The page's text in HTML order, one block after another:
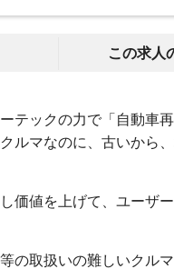
この求人
テックの力で「自動車
ルマなのに、古いから
価値を上げて、ユーザ
の取扱いの難しいクル